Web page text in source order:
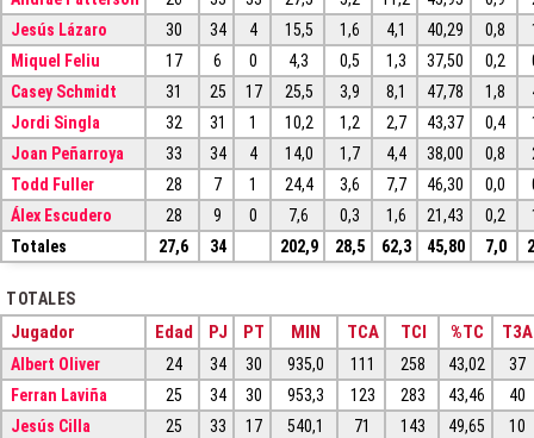
Jesús Lázaro
30 34 4 15,5 1,6 4,1 40,29 0,8
Miquel Feliu
17 6 0 4,3 0,5 1,3 37,50 0,2
Casey Schmidt
31 25 17 25,5 3,9 8,1 47,78 1,8
Jordi Singla
32 31 1 10,2 1,2 2,7 43,37 0,4
Joan Peñarroya
33 34 4 14,0 1,7 4,4 38,00 0,8
Todd Fuller
28 7 1 24,4 3,6 7,7 46,30 0,0
Álex Escudero
28 9 0 7,6 0,3 1,6 21,43 0,2
Totales
27,6 34 202,9 28,5 62,3 45,80 7,0
TOTALES
Jugador Edad PJ PT MIN TCA TCI %TC T3A
Albert Oliver 24 34 30 935,0 111 258 43,02
37
Ferran Laviña
25 34 30 953,3 123 283 43,46
40
Jesús Cilla
25 33 17 540,1 71 143 49,65
10